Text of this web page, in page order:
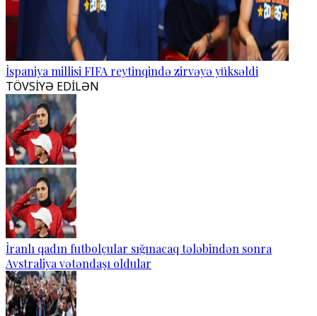
İspaniya millisi FIFA reytinqində zirvəyə yüksəldi
TÖVSİYƏ EDİLƏN
İranlı qadın futbolçular sığınacaq tələbindən sonra
Avstraliya vətəndaşı oldular